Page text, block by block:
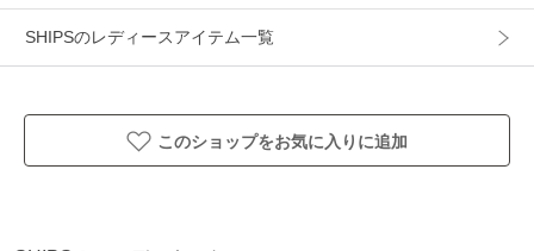
透け感：やや有
光沢感：無
裏地 ：無
-------------------------------------
【スタッフ着用コメント】
SHIPSのレディースアイテム一覧
このショップをお気に入りに追加